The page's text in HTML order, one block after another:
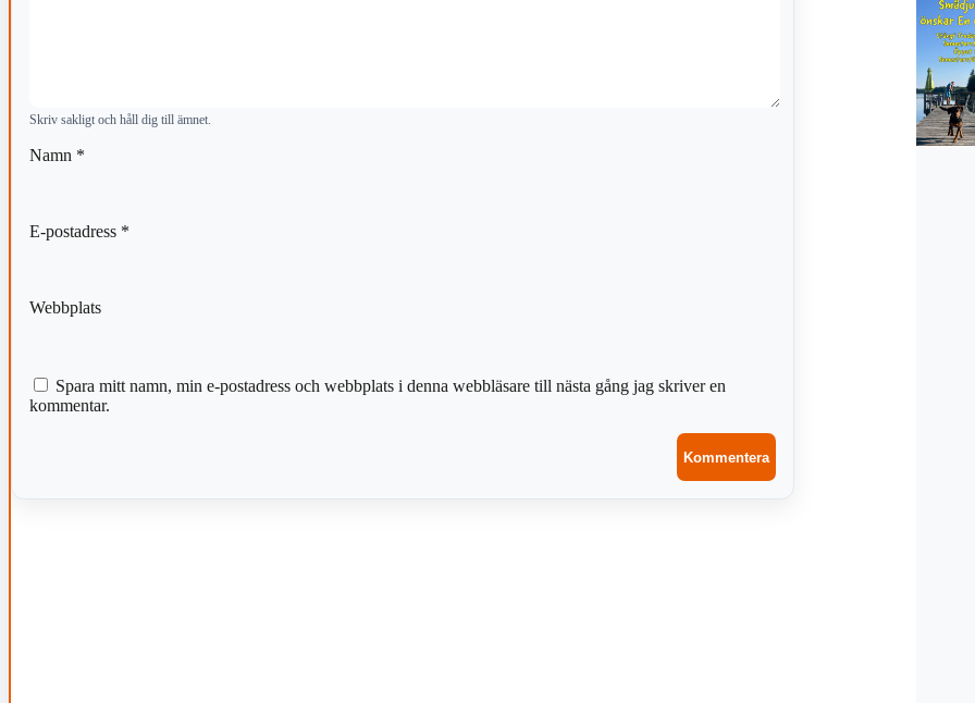
Skriv sakligt och håll dig till ämnet.
Namn *
E-postadress *
Webbplats
Spara mitt namn, min e-postadress och webbplats i denna webbläsare till nästa gång jag skriver en
kommentar.